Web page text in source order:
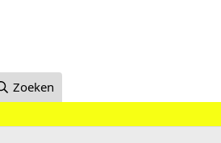
Zoeken